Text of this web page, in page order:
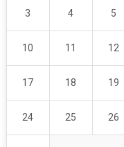
3 4 5
10 11 12
17 18 19
24 25 26